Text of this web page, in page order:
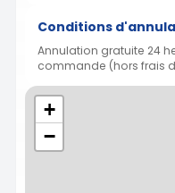
Conditions
Annulation gratuite 24
commande (hors frais
+
−